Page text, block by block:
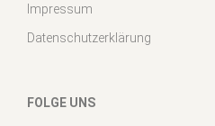
Impressum
Datenschutzerklärung
FOLGE UNS